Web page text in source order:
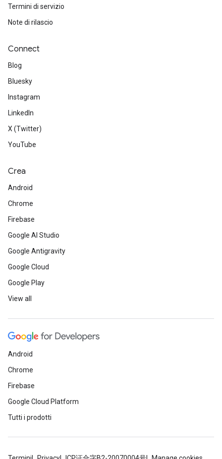
Termini di servizio
Note di rilascio
Connect
Blog
Bluesky
Instagram
LinkedIn
X (Twitter)
YouTube
Crea
Android
Chrome
Firebase
Google AI Studio
Google Antigravity
Google Cloud
Google Play
View all
Android
Chrome
Firebase
Google Cloud Platform
Tutti i prodotti